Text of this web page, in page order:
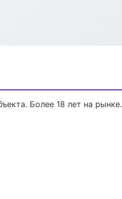
Более 18 лет на рынке.